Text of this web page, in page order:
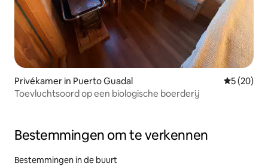
Privékamer in Puerto Guadal
5 (20)
Toevluchtsoord op een biologische boerderij
Bestemmingen om te verkennen
Bestemmingen in de buurt